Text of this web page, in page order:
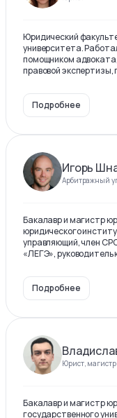
Юридический
университета.
помощником
правовой
Подробнее
Игорь
Арбитражный
Бакалавр и магистр
юридического
управляющий, член
«ЛЕГЭ»,
Подробнее
Юрист,
Бакалавр и магистр
государственного